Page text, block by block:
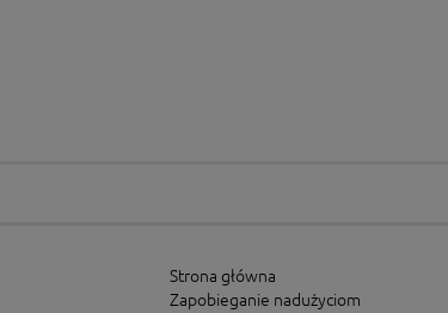
Strona główna
Zapobieganie nadużyciom